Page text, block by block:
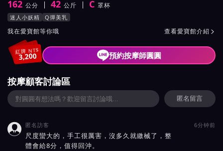
身高
162 公分
體重 42 公斤
罩杯 C 罩杯
按摩師圓圓服務風格與特色
迷人小妖精 Q彈美乳
按摩師圓圓所屬按摩會館介紹與班表
我在愛寶館等你哦 查看愛寶館介紹 
紅牌 NT$
3,200 預約按摩師圓圓
按摩顧客討論區
匿名留言
 匿名訪客 6分钟前
尺度蠻大的，手工很厲害，沒多久就繳械了，整
體會給8分，值得回沖。